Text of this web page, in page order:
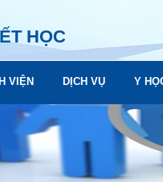
HỌC
VIỆN DỊCH VỤ Y